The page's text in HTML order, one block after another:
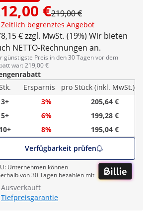
€219,00 €
Zeitlich begrenztes Angebot
€ zzgl. MwSt. (19%) Wir bieten
NETTO-Rechnungen an.
günstigste Preis in den 30 Tagen vor dem
war: 219,00 €
Ersparnis
pro Stück (inkl. MwSt.)
3+
3%
205,64 €
5+
6%
199,28 €
10+
8%
195,04 €
Verfügbarkeit prüfen
Unternehmen können
von 30 Tagen bezahlen mit
Ausverkauft
Tiefpreisgarantie